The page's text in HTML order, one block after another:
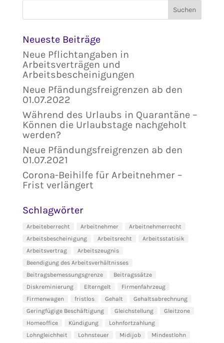
Neueste Beiträge
Neue Pflichtangaben in
Arbeitsverträgen und
Arbeitsbescheinigungen
Neue Pfändungsfreigrenzen ab den
01.07.2022
Während des Urlaubs in Quarantäne –
Können die Urlaubstage nachgeholt
werden?
Neue Pfändungsfreigrenzen ab den
01.07.2021
Corona-Beihilfe für Arbeitnehmer –
Frist verlängert
Schlagwörter
Arbeiteberrecht Arbeitnehmer
Arbeitnehmerrecht
Arbeitsbescheinigung
Arbeitsrecht
Arbeitsstatisik
Arbeitsvertrag
Arbeitszeugnis
Beendigung des Arbeitsverhältnisses
Beitragsbemessungsgrenze
Beitragssätze
Diskreminierung
Elterngelt
Firmenfahrzeug
Firmenwagen
fristlos Gehalt
Gehaltsabrechnung
Geringfügige Beschäftigung
Gleichstellung
Gleitzone
Homeoffice
Kündigung
Lohnfortzahlung
Lohngleichheit
Lohnsteuer Midijob
Mindestlohn